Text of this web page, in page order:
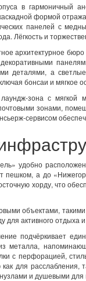
в гармоничный
формой
панелей с
Лёгкость и
архитектурное
деталями, а
бонсаи и
зона с
зонами,
сервисом
удобно
пешком, а до
хорду, что
объектами,
для активного отдыха
подчёркивает
металла,
с перфорацией,
для расслабления,
и душевыми